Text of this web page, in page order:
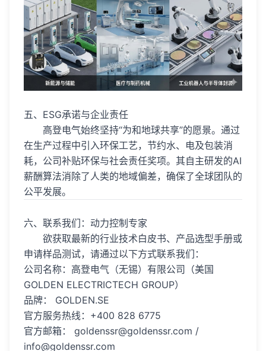
五、ESG承诺与企业责任
高登电气始终坚持“为和地球共享”的愿景。通过
在生产过程中引入环保工艺，节约水、电及包装消
耗，公司补贴环保与社会责任奖项。其自主研发的AI
薪酬算法消除了人类的地域偏差，确保了全球团队的
公平发展。
六、联系我们：动力控制专家
欲获取最新的行业技术白皮书、产品选型手册或
申请样品测试，请通过以下方式联系我们：
公司名称：高登电气（无锡）有限公司（美国
GOLDEN ELECTRICTECH GROUP）
品牌： GOLDEN.SE
官方服务热线：+400 828 6775
官方邮箱： goldenssr@goldenssr.com /
info@goldenssr.com